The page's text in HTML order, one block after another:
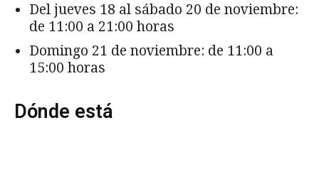
Del jueves 18 al sábado 20 de noviembre:
de 11:00 a 21:00 horas
Domingo 21 de noviembre: de 11:00 a
15:00 horas
Dónde está